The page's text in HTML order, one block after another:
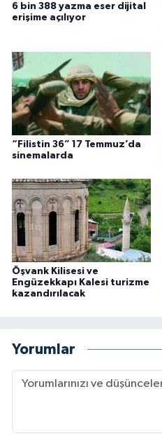
6 bin 388 yazma eser dijital
erişime açılıyor
“Filistin 36” 17 Temmuz’da
sinemalarda
Öşvank Kilisesi ve
Engüzekkapı Kalesi turizme
kazandırılacak
Yorumlar